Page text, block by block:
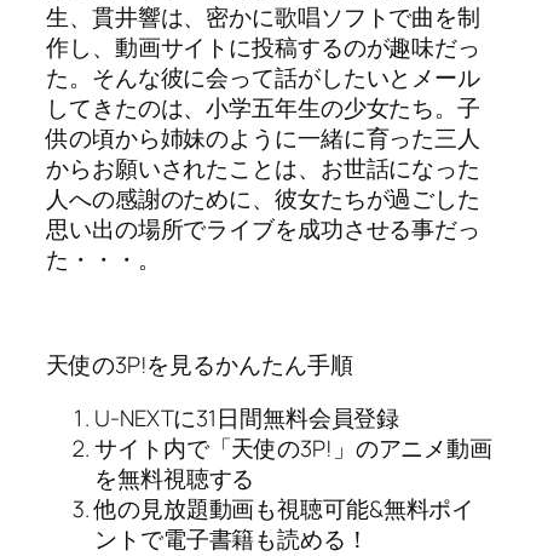
生、貫井響は、密かに歌唱ソフトで曲を制
作し、動画サイトに投稿するのが趣味だっ
た。そんな彼に会って話がしたいとメール
してきたのは、小学五年生の少女たち。子
供の頃から姉妹のように一緒に育った三人
からお願いされたことは、お世話になった
人への感謝のために、彼女たちが過ごした
思い出の場所でライブを成功させる事だっ
た・・・。
天使の3P!を見るかんたん手順
U-NEXTに31日間無料会員登録
サイト内で「天使の3P!」のアニメ動画
を無料視聴する
他の見放題動画も視聴可能&無料ポイ
ントで電子書籍も読める！